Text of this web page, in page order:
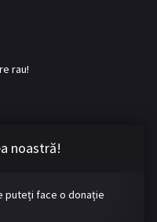
rau!
noastră!
puteți face o donație